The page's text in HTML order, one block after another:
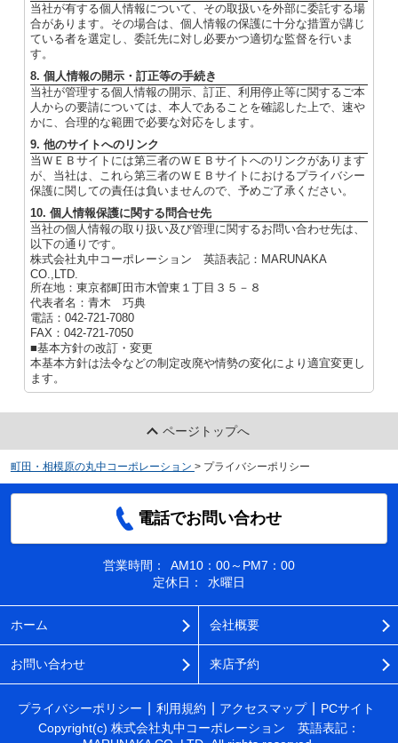
当社が有する個人情報について、その取扱いを外部に委託する場
合があります。その場合は、個人情報の保護に十分な措置が講じ
ている者を選定し、委託先に対し必要かつ適切な監督を行いま
す。
8. 個人情報の開示・訂正等の手続き
当社が管理する個人情報の開示、訂正、利用停止等に関するご本
人からの要請については、本人であることを確認した上で、速や
かに、合理的な範囲で必要な対応をします。
9. 他のサイトへのリンク
当ＷＥＢサイトには第三者のＷＥＢサイトへのリンクがあります
が、当社は、これら第三者のＷＥＢサイトにおけるプライバシー
保護に関しての責任は負いませんので、予めご了承ください。
10. 個人情報保護に関する問合せ先
当社の個人情報の取り扱い及び管理に関するお問い合わせ先は、
以下の通りです。
株式会社丸中コーポレーション 英語表記：MARUNAKA
CO.,LTD.
所在地：東京都町田市木曽東１丁目３５－８
代表者名：青木 巧典
電話：042-721-7080
FAX：042-721-7050
■基本方針の改訂・変更
本基本方針は法令などの制定改廃や情勢の変化により適宜変更し
ます。
ページトップへ
町田・相模原の丸中コーポレーション > プライバシーポリシー
電話でお問い合わせ
営業時間：
AM10：00～PM7：00
定休日：
水曜日
ホーム 会社概要
お問い合わせ 来店予約
プライバシーポリシー 利用規約 アクセスマップ
PCサイト
Copyright(c) 株式会社丸中コーポレーション 英語表記：